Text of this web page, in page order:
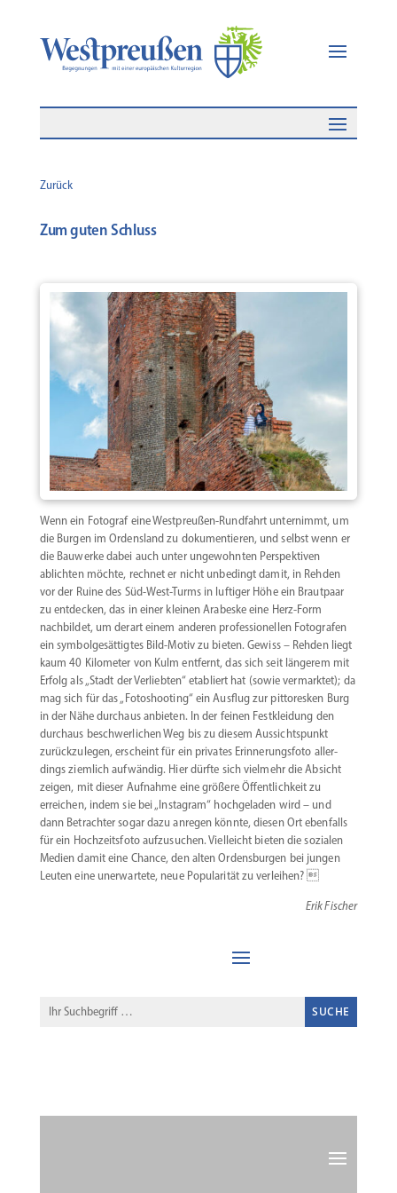
Zurück
Zum guten Schluss
Wenn ein Fotograf eine Westpreußen-Rundfahrt unter­nimmt, um
die Burgen im Ordensland zu dokumen­tieren, und selbst wenn er
die Bauwerke dabei auch unter ungewohnten Perspek­tiven
ablichten möchte, rechnet er nicht unbedingt damit, in Rehden
vor der Ruine des Süd-West-Turms in luftiger Höhe ein Brautpaar
zu entdecken, das in einer kleinen Arabeske eine Herz-Form
nachbildet, um derart einem anderen profes­sio­nellen Fotografen
ein symbol­ge­sät­tigtes Bild-Motiv zu bieten. Gewiss – Rehden liegt
kaum 40 Kilometer von Kulm entfernt, das sich seit längerem mit
Erfolg als „Stadt der Verliebten“ etabliert hat (sowie vermarktet); da
mag sich für das „Fotoshooting“ ein Ausflug zur pitto­resken Burg
in der Nähe durchaus anbieten. In der feinen Festkleidung den
durchaus beschwer­lichen Weg bis zu diesem Aussichts­punkt
zurück­zu­legen, erscheint für ein privates Erinne­rungsfoto aller­
dings ziemlich aufwändig. Hier dürfte sich vielmehr die Absicht
zeigen, mit dieser Aufnahme eine größere Öffent­lichkeit zu
erreichen, indem sie bei „Instagram“ hochge­laden wird – und
dann Betrachter sogar dazu anregen könnte, diesen Ort ebenfalls
für ein Hochzeitsfoto aufzu­suchen. Vielleicht bieten die sozialen
Medien damit eine Chance, den alten Ordens­burgen bei jungen
Leuten eine unerwartete, neue Popula­rität zu verleihen? 
Erik Fischer